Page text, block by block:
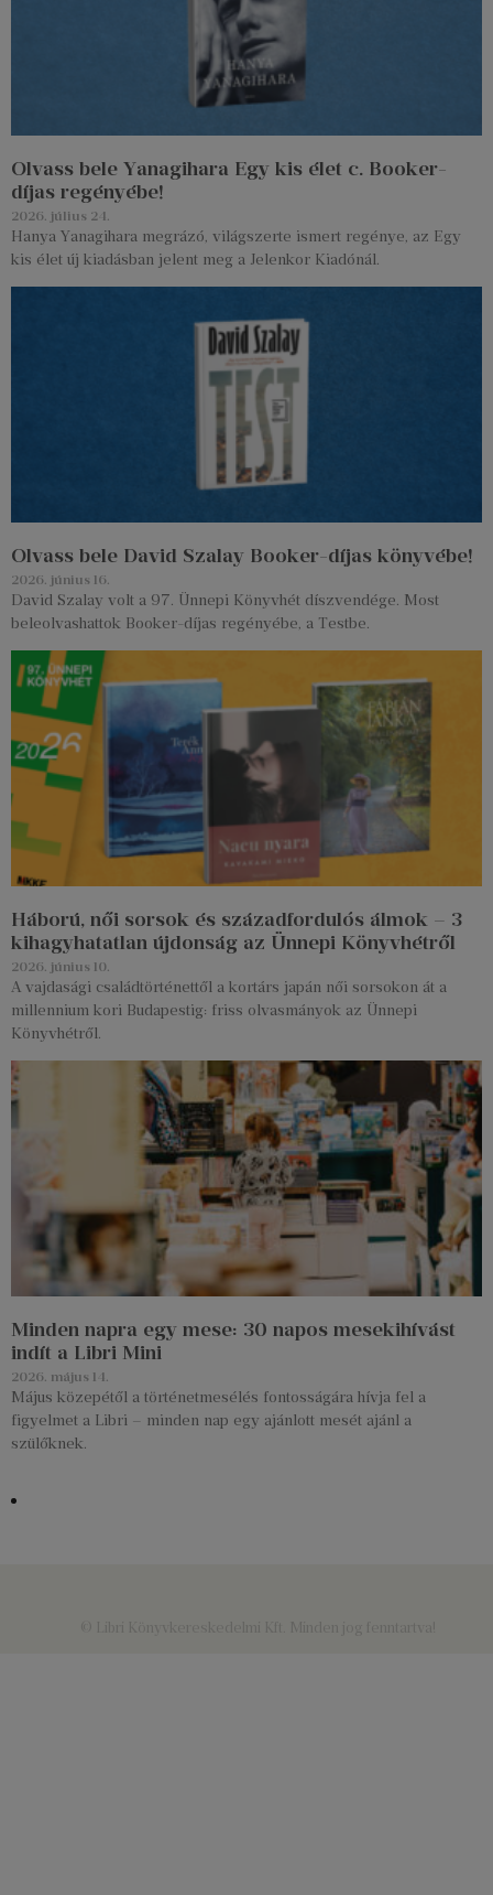
Olvass bele Yanagihara Egy kis élet c. Booker-
díjas regényébe!
2026. július 24.
Hanya Yanagihara megrázó, világszerte ismert regénye, az Egy
kis élet új kiadásban jelent meg a Jelenkor Kiadónál.
Olvass bele David Szalay Booker-díjas könyvébe!
2026. június 16.
David Szalay volt a 97. Ünnepi Könyvhét díszvendége. Most
beleolvashattok Booker-díjas regényébe, a Testbe.
Háború, női sorsok és századfordulós álmok – 3
kihagyhatatlan újdonság az Ünnepi Könyvhétről
2026. június 10.
A vajdasági családtörténettől a kortárs japán női sorsokon át a
millennium kori Budapestig: friss olvasmányok az Ünnepi
Könyvhétről.
Minden napra egy mese: 30 napos mesekihívást
indít a Libri Mini
2026. május 14.
Május közepétől a történetmesélés fontosságára hívja fel a
figyelmet a Libri – minden nap egy ajánlott mesét ajánl a
szülőknek.